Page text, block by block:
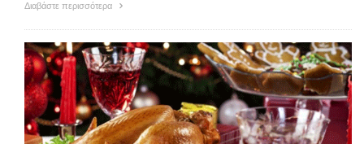
Διαβάστε περισσότερα